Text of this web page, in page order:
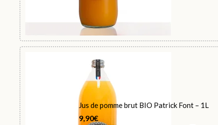
Jus de pomme brut BIO Patrick Font – 1L
9,90€